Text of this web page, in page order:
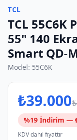
TCL
TCL 55C6K
55" 140
Smart QD-
Model: 55C6K
₺39.000₺
%19 İndirim —
KDV dahil fiyattır